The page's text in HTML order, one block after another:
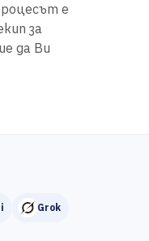
е
за
да Ви
Grok